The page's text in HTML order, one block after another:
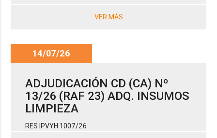
VER MÁS
14/07/26
ADJUDICACIÓN CD (CA) Nº
13/26 (RAF 23) ADQ. INSUMOS
LIMPIEZA
RES IPVYH 1007/26